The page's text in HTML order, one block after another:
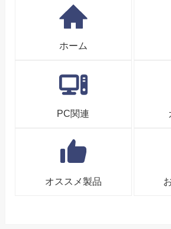
ホーム
PC関連
オススメ製品